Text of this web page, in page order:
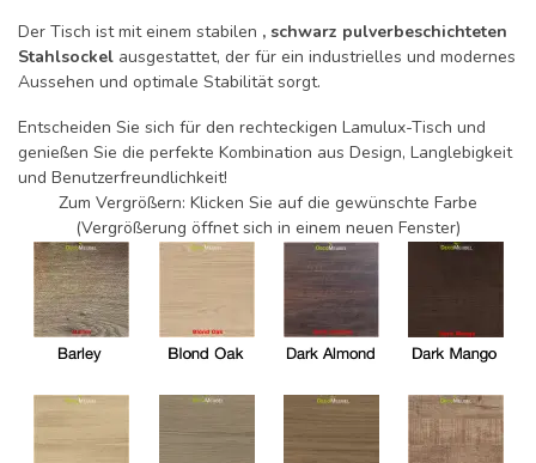
Der Tisch ist mit einem stabilen , schwarz pulverbeschichteten
Stahlsockel ausgestattet, der für ein industrielles und modernes
Aussehen und optimale Stabilität sorgt.
Entscheiden Sie sich für den rechteckigen Lamulux-Tisch und
genießen Sie die perfekte Kombination aus Design, Langlebigkeit
und Benutzerfreundlichkeit!
Zum Vergrößern: Klicken Sie auf die gewünschte Farbe
(Vergrößerung öffnet sich in einem neuen Fenster)